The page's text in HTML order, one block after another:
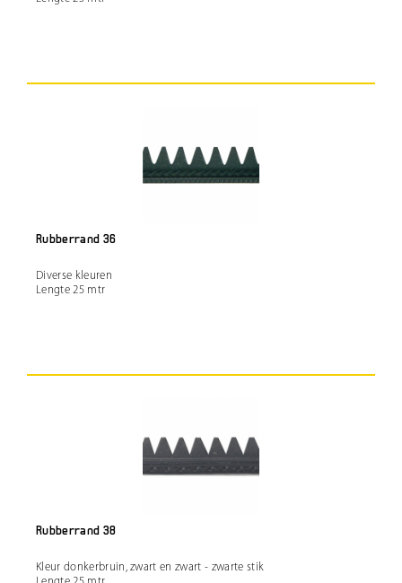
Rubberrand 36
Diverse kleuren
Lengte 25 mtr
Rubberrand 38
Kleur donkerbruin, zwart en zwart - zwarte stik